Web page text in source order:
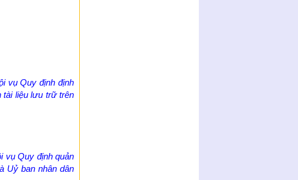
vụ Quy định định
tài liệu lưu trữ trên
vụ Quy định quản
Uỷ ban nhân dân